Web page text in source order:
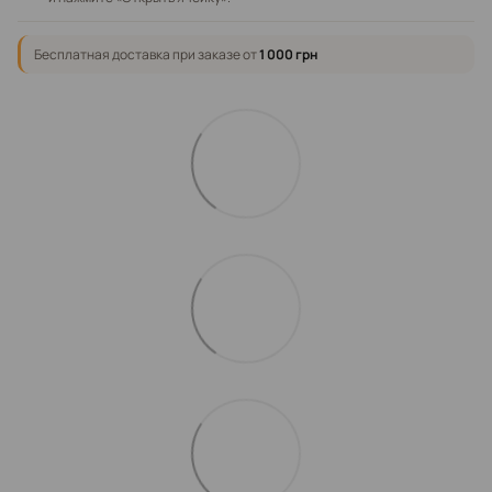
Бесплатная доставка при заказе от1 000 грн